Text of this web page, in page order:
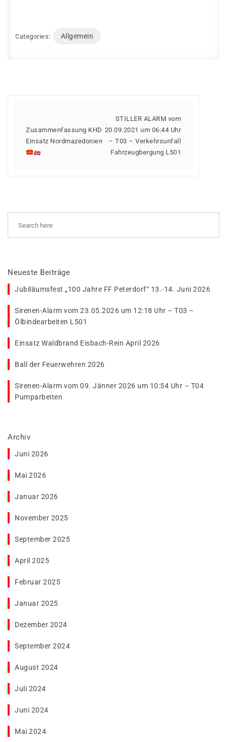
Categories: Allgemein
Zusammenfassung KHD
Einsatz Nordmazedonien
STILLER ALARM vom
20.09.2021 um 06:44 Uhr
– T03 – Verkehrsunfall
Fahrzeugbergung L501
Neueste Beiträge
Jubiläumsfest „100 Jahre FF Peterdorf“ 13.-14. Juni 2026
Sirenen-Alarm vom 23.05.2026 um 12:18 Uhr – T03 –
Ölbindearbeiten L501
Einsatz Waldbrand Eisbach-Rein April 2026
Ball der Feuerwehren 2026
Sirenen-Alarm vom 09. Jänner 2026 um 10:54 Uhr – T04
Pumparbeiten
Archiv
Juni 2026
Mai 2026
Januar 2026
November 2025
September 2025
April 2025
Februar 2025
Januar 2025
Dezember 2024
September 2024
August 2024
Juli 2024
Juni 2024
Mai 2024